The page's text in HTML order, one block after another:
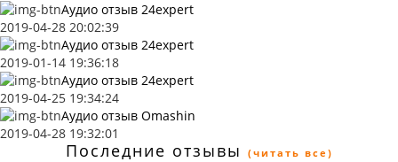
Аудио отзыв 24expert
2019-04-28 20:02:39
Аудио отзыв 24expert
2019-01-14 19:36:18
Аудио отзыв 24expert
2019-04-25 19:34:24
Аудио отзыв Omashin
2019-04-28 19:32:01
Последние отзывы (читать все)